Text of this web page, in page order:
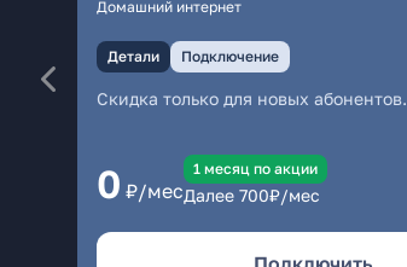
Домашний интернет
Детали Подключение
Скидка только для новых абонентов.
0 ₽/мес
1 месяц по акции
Далее 700₽/мес